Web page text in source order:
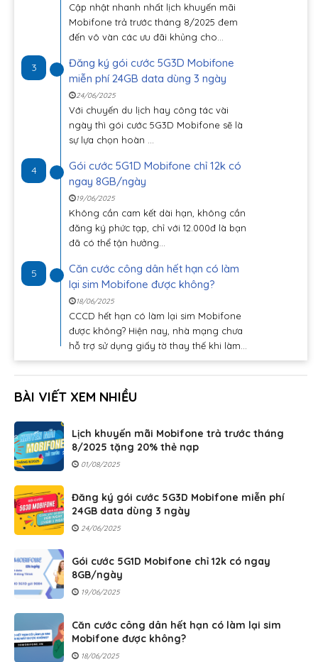
Cập nhật nhanh nhất lịch khuyến mãi
Mobifone trả trước tháng 8/2025 đem
đến vô vàn các ưu đãi khủng cho...
3
Đăng ký gói cước 5G3D Mobifone
miễn phí 24GB data dùng 3 ngày
24/06/2025
Với chuyến du lịch hay công tác vài
ngày thì gói cước 5G3D Mobifone sẽ là
sự lựa chọn hoàn ...
4
Gói cước 5G1D Mobifone chỉ 12k có
ngay 8GB/ngày
19/06/2025
Không cần cam kết dài hạn, không cần
đăng ký phức tạp, chỉ với 12.000đ là bạn
đã có thể tận hưởng...
5
Căn cước công dân hết hạn có làm
lại sim Mobifone được không?
18/06/2025
CCCD hết hạn có làm lại sim Mobifone
được không? Hiện nay, nhà mạng chưa
hỗ trợ sử dụng giấy tờ thay thế khi làm...
BÀI VIẾT XEM NHIỀU
Lịch khuyến mãi Mobifone trả trước tháng
8/2025 tặng 20% thẻ nạp
01/08/2025
Đăng ký gói cước 5G3D Mobifone miễn phí
24GB data dùng 3 ngày
24/06/2025
Gói cước 5G1D Mobifone chỉ 12k có ngay
8GB/ngày
19/06/2025
Căn cước công dân hết hạn có làm lại sim
Mobifone được không?
18/06/2025